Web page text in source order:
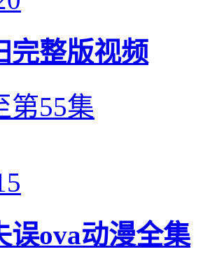
完整版视频
第55集
误ova动漫全集